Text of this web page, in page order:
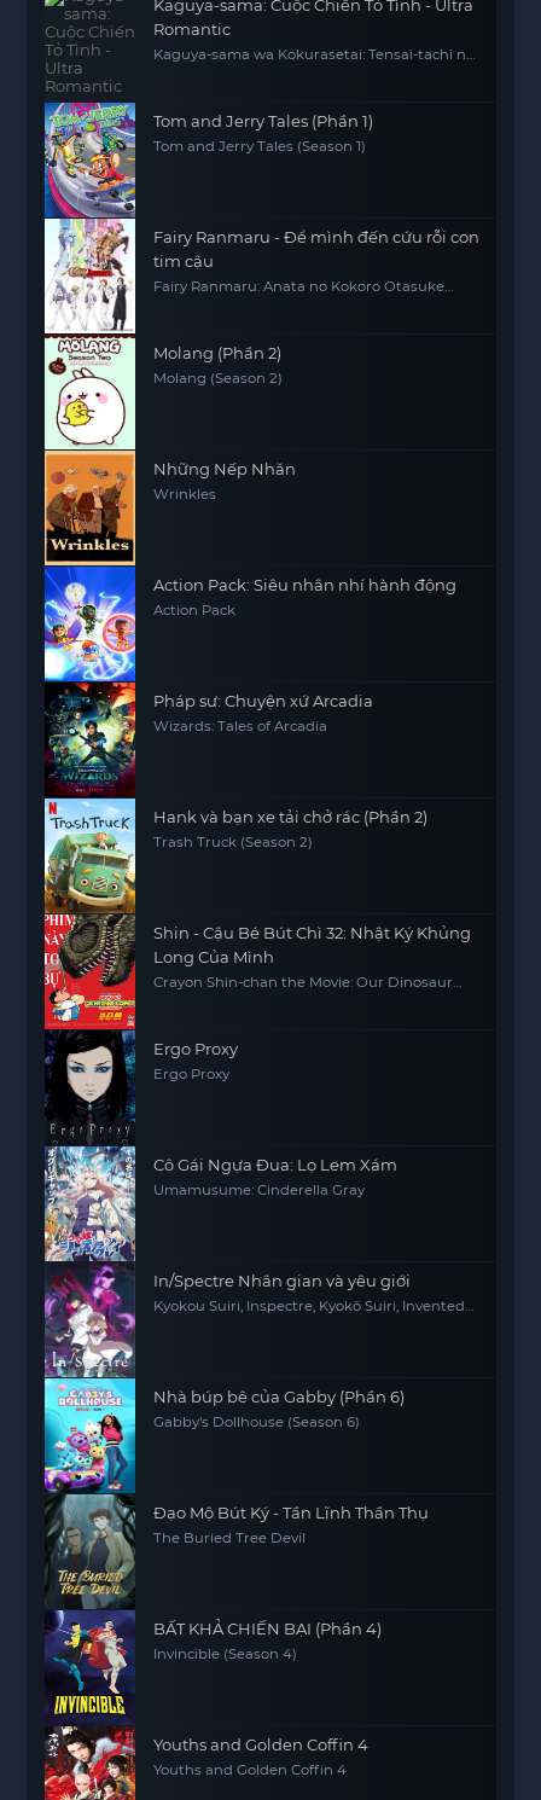
Kaguya-sama: Cuộc Chiến Tỏ Tình - Ultra
Romantic
Kaguya-sama wa Kokurasetai: Tensai-tachi no
Tom and Jerry Tales (Phần 1)
Tom and Jerry Tales (Season 1)
Fairy Ranmaru - Để mình đến cứu rỗi con
tim cậu
Fairy Ranmaru: Anata no Kokoro Otasuke
Molang (Phần 2)
Molang (Season 2)
Những Nếp Nhăn
Wrinkles
Action Pack: Siêu nhân nhí hành động
Action Pack
Pháp sư: Chuyện xứ Arcadia
Wizards: Tales of Arcadia
Hank và bạn xe tải chở rác (Phần 2)
Trash Truck (Season 2)
Shin - Cậu Bé Bút Chì 32: Nhật Ký Khủng
Long Của Mình
Crayon Shin-chan the Movie: Our Dinosaur
Ergo Proxy
Ergo Proxy
Cô Gái Ngựa Đua: Lọ Lem Xám
Umamusume: Cinderella Gray
In/Spectre Nhân gian và yêu giới
Kyokou Suiri, Inspectre, Kyokō Suiri, Invented
Nhà búp bê của Gabby (Phần 6)
Gabby's Dollhouse (Season 6)
Đạo Mộ Bút Ký - Tần Lĩnh Thần Thụ
The Buried Tree Devil
BẤT KHẢ CHIẾN BẠI (Phần 4)
Invincible (Season 4)
Youths and Golden Coffin 4
Youths and Golden Coffin 4